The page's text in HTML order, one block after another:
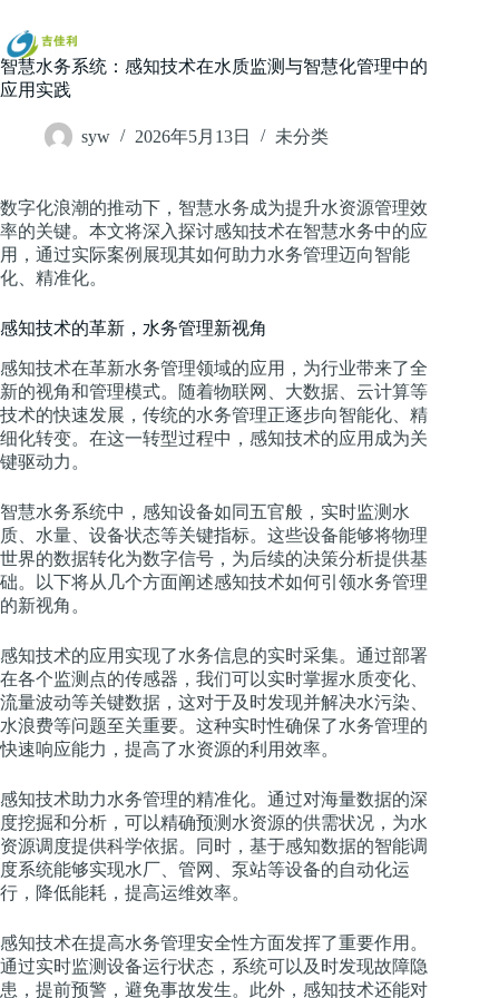
过
内
容
智慧水务系统：感知技术在水质监测与智慧化管理中的
应用实践
syw 2026年5月13日 未分类
数字化浪潮的推动下，智慧水务成为提升水资源管理效
率的关键。本文将深入探讨感知技术在智慧水务中的应
用，通过实际案例展现其如何助力水务管理迈向智能
化、精准化。
感知技术的革新，水务管理新视角
感知技术在革新水务管理领域的应用，为行业带来了全
新的视角和管理模式。随着物联网、大数据、云计算等
技术的快速发展，传统的水务管理正逐步向智能化、精
细化转变。在这一转型过程中，感知技术的应用成为关
键驱动力。
智慧水务系统中，感知设备如同五官般，实时监测水
质、水量、设备状态等关键指标。这些设备能够将物理
世界的数据转化为数字信号，为后续的决策分析提供基
础。以下将从几个方面阐述感知技术如何引领水务管理
的新视角。
感知技术的应用实现了水务信息的实时采集。通过部署
在各个监测点的传感器，我们可以实时掌握水质变化、
流量波动等关键数据，这对于及时发现并解决水污染、
水浪费等问题至关重要。这种实时性确保了水务管理的
快速响应能力，提高了水资源的利用效率。
感知技术助力水务管理的精准化。通过对海量数据的深
度挖掘和分析，可以精确预测水资源的供需状况，为水
资源调度提供科学依据。同时，基于感知数据的智能调
度系统能够实现水厂、管网、泵站等设备的自动化运
行，降低能耗，提高运维效率。
感知技术在提高水务管理安全性方面发挥了重要作用。
通过实时监测设备运行状态，系统可以及时发现故障隐
患，提前预警，避免事故发生。此外，感知技术还能对